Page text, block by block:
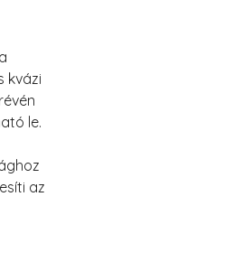
kvázi
le.
az